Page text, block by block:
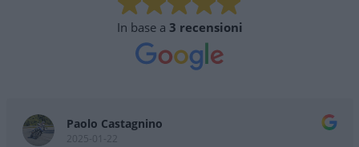
In base a 3 recensioni
Castagnino
01-22